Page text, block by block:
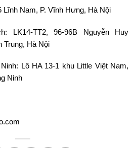
Lĩnh Nam, P. Vĩnh Hưng, Hà Nội
LK14-TT2, 96-96B Nguyễn Huy
Trung, Hà Nội
Lô HA 13-1 khu Little Việt Nam,
Ninh